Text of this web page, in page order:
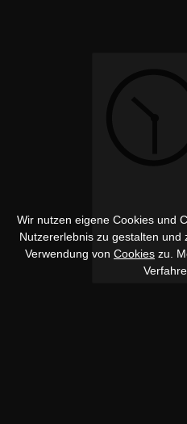
Wir nutzen eigene Cookies und
Nutzererlebnis zu gestalten
Verwendung von Cookies zu.